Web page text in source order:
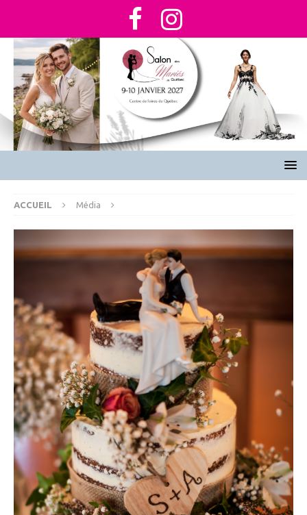
ACCUEIL Média